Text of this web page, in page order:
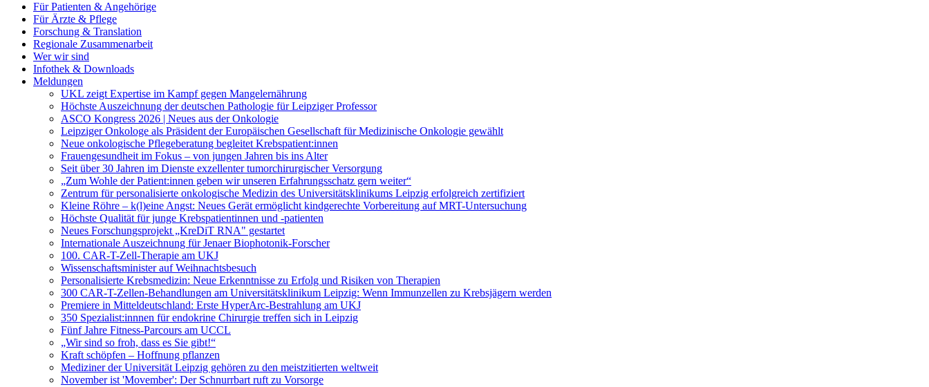
Für Patienten & Angehörige
Für Ärzte & Pflege
Forschung & Translation
Regionale Zusammenarbeit
Wer wir sind
Infothek & Downloads
Meldungen
UKL zeigt Expertise im Kampf gegen Mangelernährung
Höchste Auszeichnung der deutschen Pathologie für Leipziger Professor
ASCO Kongress 2026 | Neues aus der Onkologie
Leipziger Onkologe als Präsident der Europäischen Gesellschaft für Medizinische Onkologie gewählt
Neue onkologische Pflegeberatung begleitet Krebspatient:innen
Frauengesundheit im Fokus – von jungen Jahren bis ins Alter
Seit über 30 Jahren im Dienste exzellenter tumorchirurgischer Versorgung
„Zum Wohle der Patient:innen geben wir unseren Erfahrungsschatz gern weiter“
Zentrum für personalisierte onkologische Medizin des Universitätsklinikums Leipzig erfolgreich zertifiziert
Kleine Röhre – k(l)eine Angst: Neues Gerät ermöglicht kindgerechte Vorbereitung auf MRT-Untersuchung
Höchste Qualität für junge Krebspatientinnen und -patienten
Neues Forschungsprojekt „KreDiT RNA" gestartet
Internationale Auszeichnung für Jenaer Biophotonik-Forscher
100. CAR-T-Zell-Therapie am UKJ
Wissenschaftsminister auf Weihnachtsbesuch
Personalisierte Krebsmedizin: Neue Erkenntnisse zu Erfolg und Risiken von Therapien
300 CAR-T-Zellen-Behandlungen am Universitätsklinikum Leipzig: Wenn Immunzellen zu Krebsjägern werden
Premiere in Mitteldeutschland: Erste HyperArc-Bestrahlung am UKJ
350 Spezialist:innnen für endokrine Chirurgie treffen sich in Leipzig
Fünf Jahre Fitness-Parcours am UCCL
„Wir sind so froh, dass es Sie gibt!“
Kraft schöpfen – Hoffnung pflanzen
Mediziner der Universität Leipzig gehören zu den meistzitierten weltweit
November ist 'Movember': Der Schnurrbart ruft zu Vorsorge